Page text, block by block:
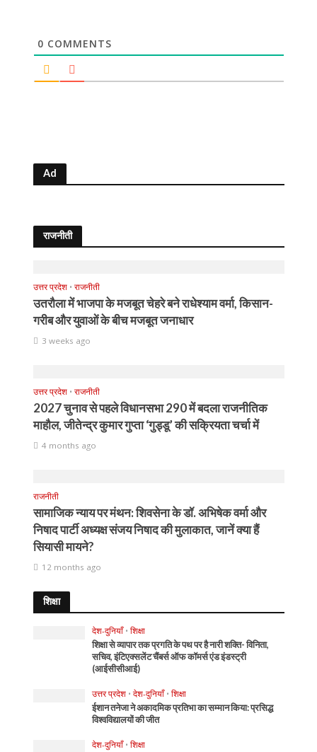
0 COMMENTS
Ad
राजनीती
उत्तर प्रदेश • राजनीती
उतरौला में भाजपा के मजबूत चेहरे बने राधेश्याम वर्मा, किसान-
गरीब और युवाओं के बीच मजबूत जनाधार
3 weeks ago
उत्तर प्रदेश • राजनीती
2027 चुनाव से पहले विधानसभा 290 में बदला राजनीतिक
माहौल, जीतेन्द्र कुमार गुप्ता ‘गुड्डू’ की सक्रियता चर्चा में
4 months ago
राजनीती
सामाजिक न्याय पर मंथन: शिवसेना के डॉ. अभिषेक वर्मा और
निषाद पार्टी अध्यक्ष संजय निषाद की मुलाकात, जानें क्या हैं
सियासी मायने?
12 months ago
शिक्षा
देश-दुनियाँ • शिक्षा
शिक्षा से व्यापार तक प्रगति के पथ पर है नारी शक्ति- विनिता,
सचिव, इंटिएक्सलेंट चैंबर्स ऑफ कॉमर्स एंड इंडस्ट्री
(आईसीसीआई)
उत्तर प्रदेश • देश-दुनियाँ • शिक्षा
ईशान तनेजा ने अकादमिक प्रतिभा का सम्मान किया: प्रसिद्ध
विश्वविद्यालयों की जीत
देश-दुनियाँ • शिक्षा